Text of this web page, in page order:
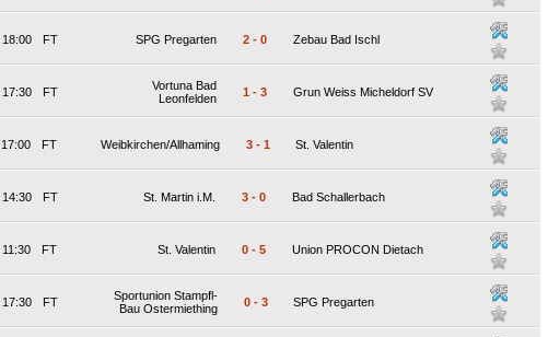
FT
18:00 SPG Pregarten 2 - 0 Zebau Bad Ischl
FT
17:30
Vortuna Bad
Leonfelden
1 - 3 Grun Weiss Micheldorf SV
FT
17:00 Weibkirchen/Allhaming 3 - 1 St. Valentin
FT
14:30 St. Martin i.M. 3 - 0 Bad Schallerbach
FT
11:30 St. Valentin 0 - 5 Union PROCON Dietach
FT
17:30
Sportunion Stampfl-
Bau Ostermiething
0 - 3 SPG Pregarten